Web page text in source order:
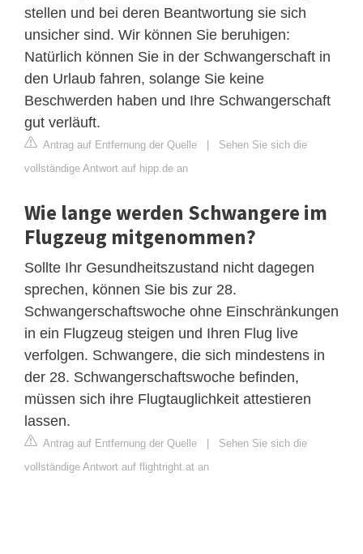
stellen und bei deren Beantwortung sie sich
unsicher sind. Wir können Sie beruhigen:
Natürlich können Sie in der Schwangerschaft in
den Urlaub fahren, solange Sie keine
Beschwerden haben und Ihre Schwangerschaft
gut verläuft.
Antrag auf Entfernung der Quelle | Sehen Sie sich die
vollständige Antwort auf hipp.de an
Wie lange werden Schwangere im
Flugzeug mitgenommen?
Sollte Ihr Gesundheitszustand nicht dagegen
sprechen, können Sie bis zur 28.
Schwangerschaftswoche ohne Einschränkungen
in ein Flugzeug steigen und Ihren Flug live
verfolgen. Schwangere, die sich mindestens in
der 28. Schwangerschaftswoche befinden,
müssen sich ihre Flugtauglichkeit attestieren
lassen.
Antrag auf Entfernung der Quelle | Sehen Sie sich die
vollständige Antwort auf flightright.at an